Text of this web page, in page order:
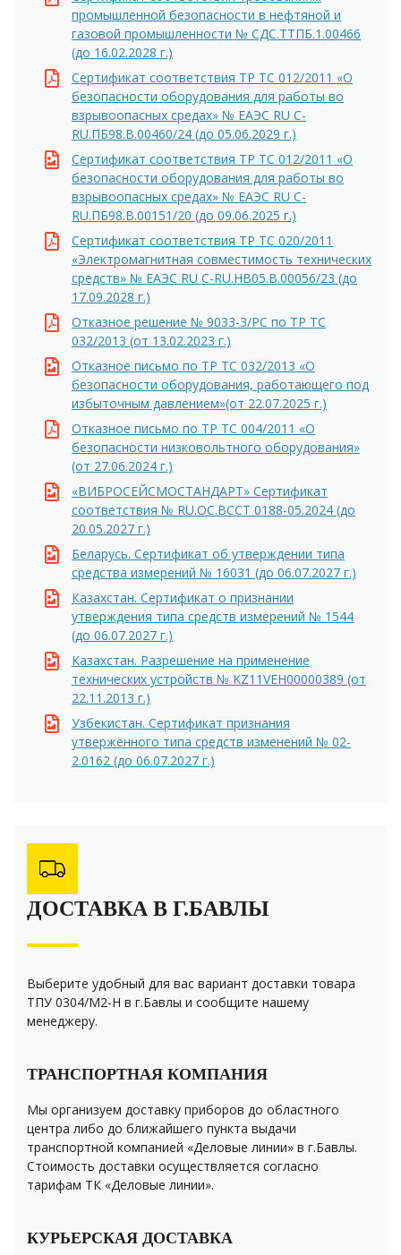
промышленной безопасности в нефтяной и
газовой промышленности № СДС.ТТПБ.1.00466
(до 16.02.2028 г.)
Сертификат соответствия ТР ТС 012/2011 «О
безопасности оборудования для работы во
взрывоопасных средах» № ЕАЭС RU C-
RU.ПБ98.В.00460/24 (до 05.06.2029 г.)
Сертификат соответствия ТР ТС 012/2011 «О
безопасности оборудования для работы во
взрывоопасных средах» № ЕАЭС RU C-
RU.ПБ98.В.00151/20 (до 09.06.2025 г.)
Сертификат соответствия ТР ТС 020/2011
«Электромагнитная совместимость технических
средств» № ЕАЭС RU C-RU.HB05.B.00056/23 (до
17.09.2028 г.)
Отказное решение № 9033-3/РС по ТР ТС
032/2013 (от 13.02.2023 г.)
Отказное письмо по ТР ТС 032/2013 «О
безопасности оборудования, работающего под
избыточным давлением»(от 22.07.2025 г.)
Отказное письмо по ТР ТС 004/2011 «О
безопасности низковольтного оборудования»
(от 27.06.2024 г.)
«ВИБРОСЕЙСМОСТАНДАРТ» Сертификат
соответствия № RU.OC.BCCT 0188-05.2024 (до
20.05.2027 г.)
Беларусь. Сертификат об утверждении типа
средства измерений № 16031 (до 06.07.2027 г.)
Казахстан. Сертификат о признании
утверждения типа средств измерений № 1544
(до 06.07.2027 г.)
Казахстан. Разрешение на применение
технических устройств № KZ11VEH00000389 (от
22.11.2013 г.)
Узбекистан. Сертификат признания
утвержённого типа средств изменений № 02-
2.0162 (до 06.07.2027 г.)
ДОСТАВКА В Г.БАВЛЫ
Выберите удобный для вас вариант доставки товара
ТПУ 0304/М2-H в г.Бавлы и сообщите нашему
менеджеру.
ТРАНСПОРТНАЯ КОМПАНИЯ
Мы организуем доставку приборов до областного
центра либо до ближайшего пункта выдачи
транспортной компанией «Деловые линии» в г.Бавлы.
Стоимость доставки осуществляется согласно
тарифам ТК «Деловые линии».
КУРЬЕРСКАЯ ДОСТАВКА